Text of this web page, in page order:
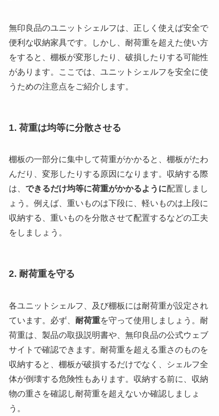
無印良品のユニットシェルフは、正しく使えば安全で
便利な収納家具です。しかし、耐荷重を超えた使い方
をすると、棚板が変形したり、破損したりする可能性
があります。ここでは、ユニットシェルフを安全に使
うための注意点をご紹介します。
1. 荷重は均等に分散させる
棚板の一部分に集中して荷重がかかると、棚板がたわ
んだり、変形したりする原因になります。収納する際
は、 できるだけ均等に荷重がかかるように配置しまし
ょう。例えば、重いものは下段に、軽いものは上段に
収納する、重いものを分散させて配置するなどの工夫
をしましょう。
2. 耐荷重を守る
各ユニットシェルフ、及び棚板には耐荷重が設定され
ています。必ず、 耐荷重を守って使用しましょう。耐
荷重は、製品の取扱説明書や、無印良品の公式ウェブ
サイトで確認できます。耐荷重を超える重さのものを
収納すると、棚板が破損するだけでなく、シェルフ全
体が倒壊する危険性もあります。収納する前に、収納
物の重さを確認し耐荷重を超えないか確認しましょ
う。